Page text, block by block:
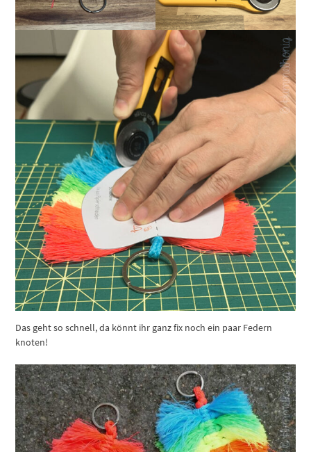
Das geht so schnell, da könnt ihr ganz fix noch ein paar Federn
knoten!